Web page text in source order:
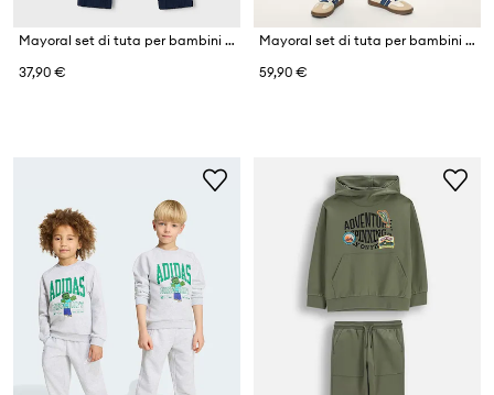
Mayoral set di tuta per bambini con cotone
37,90 €
Mayoral set di tuta per bambini con cotone
59,90 €